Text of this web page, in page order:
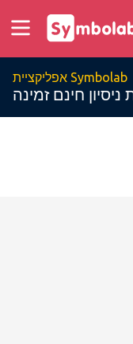
אפליקציית Symbolab